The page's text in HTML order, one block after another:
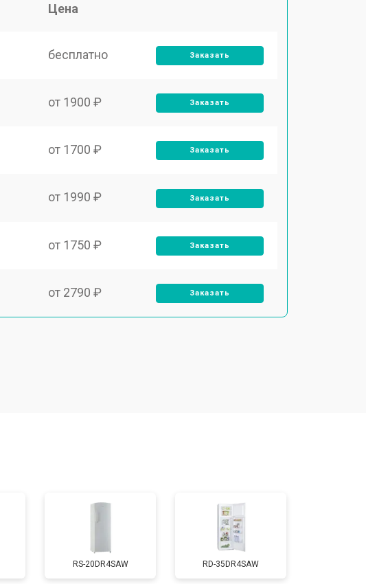
Цена
бесплатно Заказать
от 1900 ₽ Заказать
от 1700 ₽ Заказать
от 1990 ₽ Заказать
от 1750 ₽ Заказать
от 2790 ₽ Заказать
Заказать
от 1700 ₽ Заказать
RS-20DR4SAW RD-35DR4SAW